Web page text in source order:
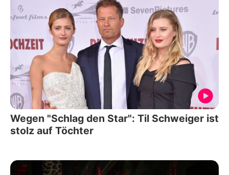
Wegen "Schlag den Star": Til Schweiger ist
stolz auf Töchter